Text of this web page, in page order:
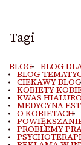
Tagi
BLOG BLOG
BLOG
CIEKAWY BLOG
KOBIETY
KWAS
MEDYCYNA
O KOBIETACH
PROBLEMY